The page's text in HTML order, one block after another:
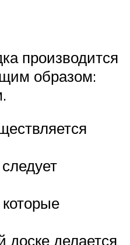
производится
образом:
доске делается